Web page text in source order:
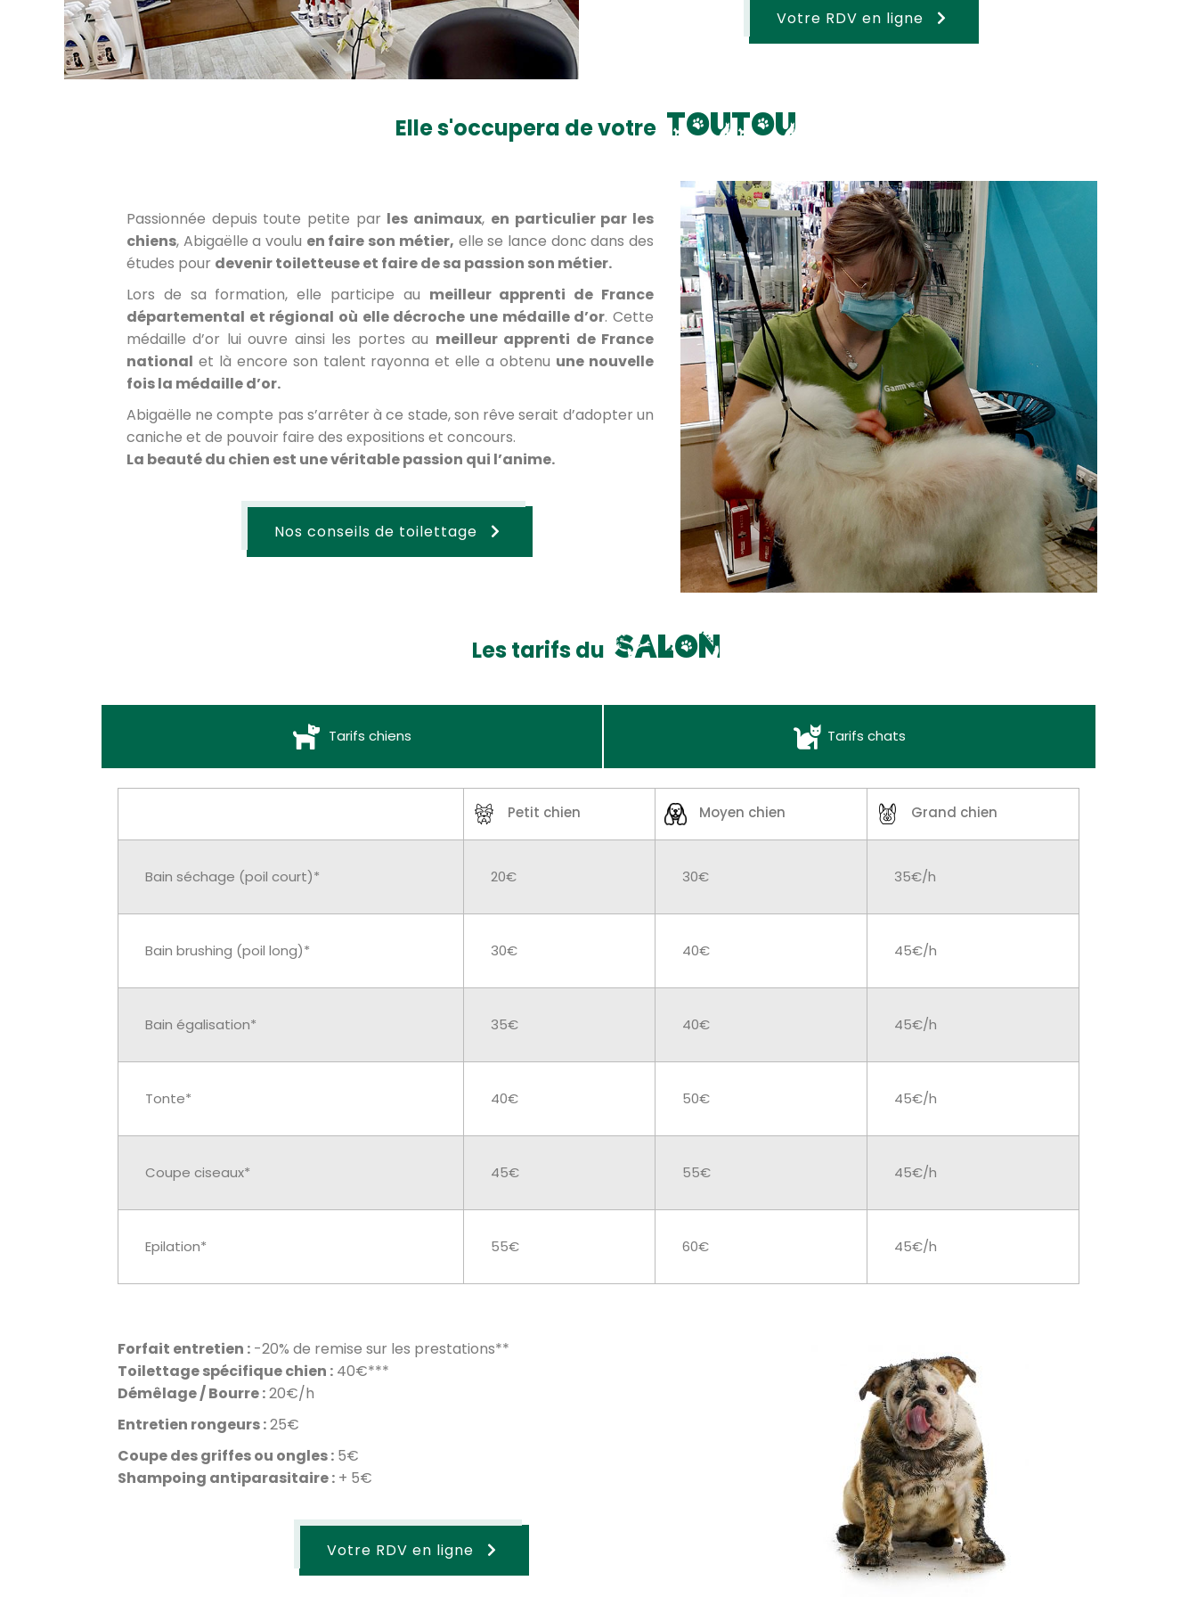
Votre RDV en ligne
Elle s'occupera de votre toutou
Passionnée depuis toute petite par les animaux, en particulier par les
chiens, Abigaëlle a voulu en faire son métier, elle se lance donc dans des
études pour devenir toiletteuse et faire de sa passion son métier.
Lors de sa formation, elle participe au meilleur apprenti de France
départemental et régional où elle décroche une médaille d’or. Cette
médaille d’or lui ouvre ainsi les portes au meilleur apprenti de France
national et là encore son talent rayonna et elle a obtenu une nouvelle
fois la médaille d’or.
Abigaëlle ne compte pas s’arrêter à ce stade, son rêve serait d’adopter un
caniche et de pouvoir faire des expositions et concours.
La beauté du chien est une véritable passion qui l’anime.
Nos conseils de toilettage
Les tarifs du salon
Tarifs chiens Tarifs chats
Petit chien Moyen chien Grand chien
Bain séchage (poil court)* 20€ 30€ 35€/h
Bain brushing (poil long)* 30€ 40€ 45€/h
Bain égalisation* 35€ 40€ 45€/h
Tonte* 40€ 50€ 45€/h
Coupe ciseaux* 45€ 55€ 45€/h
Epilation* 55€ 60€ 45€/h
Forfait entretien : -20% de remise sur les prestations**
Toilettage spécifique chien : 40€***
Démêlage / Bourre :20€/h
Entretien rongeurs :25€
Coupe des griffes ou ongles : 5€
Shampoing antiparasitaire : + 5€
Votre RDV en ligne